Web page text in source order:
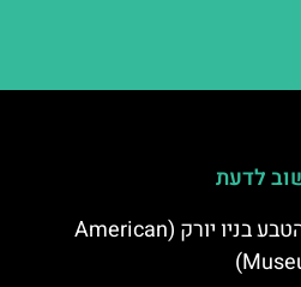
לדעת
מוזיאון ההיסטוריה של הטבע בניו יורק (American